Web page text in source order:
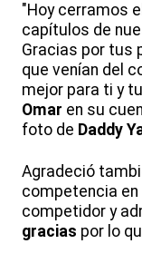
"Hoy cerramos
capítulos de
Gracias por tus
que venían del
mejor para ti y
Omar en su
foto de Daddy
Agradeció
competencia en
competidor y
gracias por lo